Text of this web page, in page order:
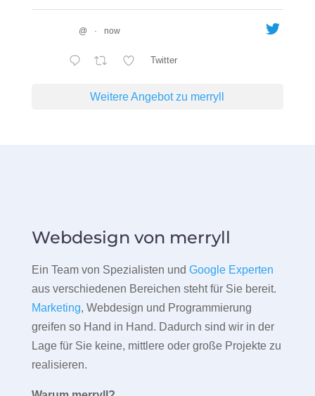
@ · now
Twitter
Weitere Angebot zu merryll
Webdesign von merryll
Ein Team von Spezialisten und Google Experten
aus verschiedenen Bereichen steht für Sie bereit.
Marketing, Webdesign und Programmierung
greifen so Hand in Hand. Dadurch sind wir in der
Lage für Sie keine, mittlere oder große Projekte zu
realisieren.